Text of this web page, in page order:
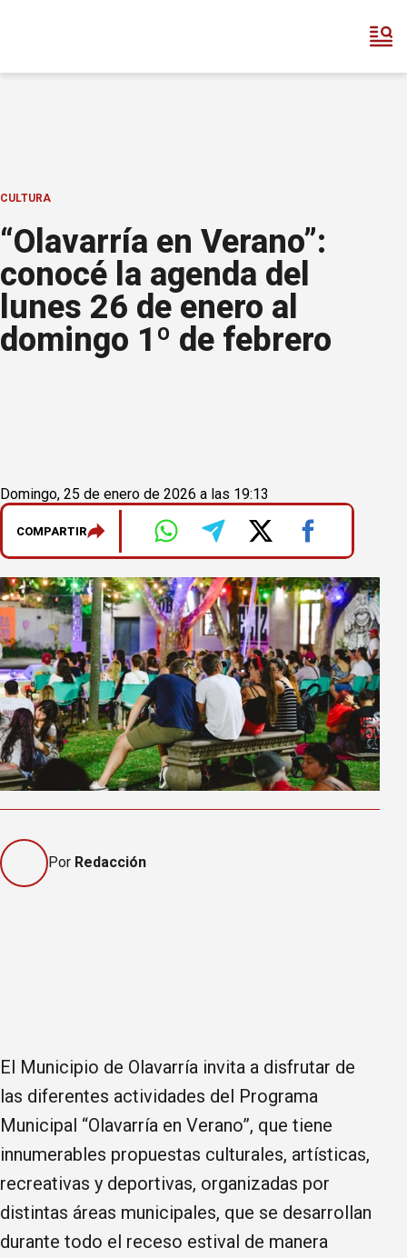
CULTURA
“Olavarría en Verano”:
conocé la agenda del
lunes 26 de enero al
domingo 1º de febrero
Domingo, 25 de enero de 2026 a las 19:13
COMPARTIR
Por Redacción
El Municipio de Olavarría invita a disfrutar de
las diferentes actividades del Programa
Municipal “Olavarría en Verano”, que tiene
innumerables propuestas culturales, artísticas,
recreativas y deportivas, organizadas por
distintas áreas municipales, que se desarrollan
durante todo el receso estival de manera